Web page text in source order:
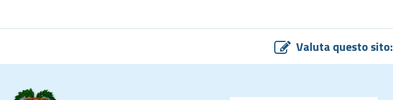
Valuta questo sito: